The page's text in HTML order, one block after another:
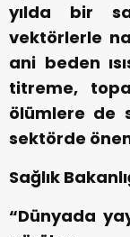
yılda bir
vektörlerle
ani beden
titreme,
ölümlere de
sektörde
Sağlık
“Dünyada